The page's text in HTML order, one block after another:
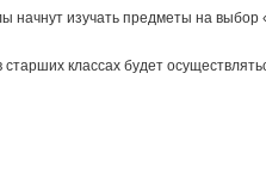
начнут изучать предметы на
классах будет